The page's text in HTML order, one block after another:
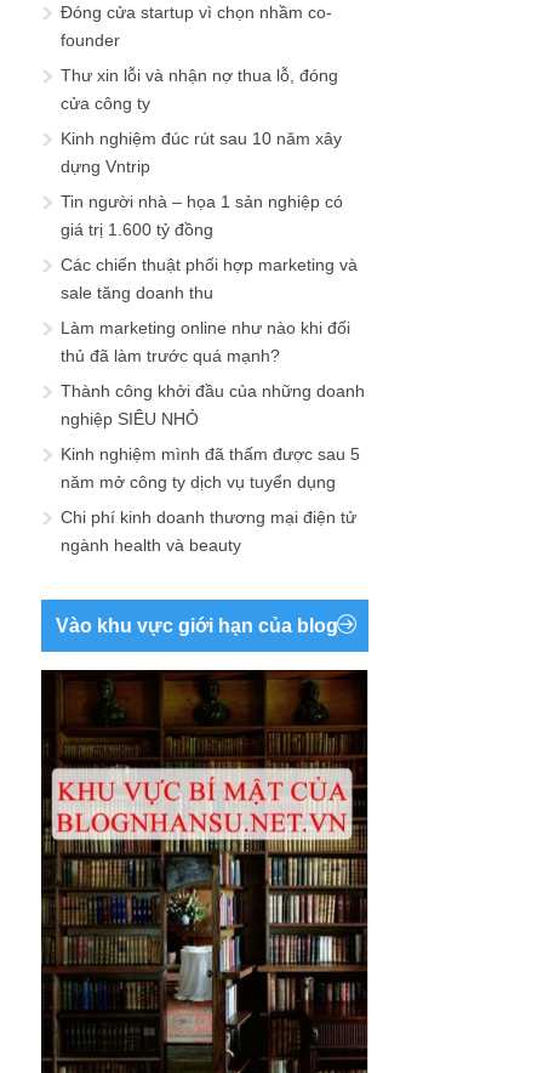
Đóng cửa startup vì chọn nhầm co-
founder
Thư xin lỗi và nhận nợ thua lỗ, đóng
cửa công ty
Kinh nghiệm đúc rút sau 10 năm xây
dựng Vntrip
Tin người nhà – họa 1 sản nghiệp có
giá trị 1.600 tỷ đồng
Các chiến thuật phối hợp marketing và
sale tăng doanh thu
Làm marketing online như nào khi đối
thủ đã làm trước quá mạnh?
Thành công khởi đầu của những doanh
nghiệp SIÊU NHỎ
Kinh nghiệm mình đã thấm được sau 5
năm mở công ty dịch vụ tuyển dụng
Chi phí kinh doanh thương mại điện tử
ngành health và beauty
Vào khu vực giới hạn của blog